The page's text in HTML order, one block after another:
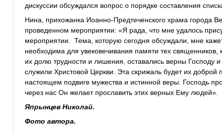
дискуссии обсуждался вопрос о порядке составления
Нина, прихожанка Иоанно-Предтеченского храма города
проведенном мероприятии: «Я рада, что мне удалось
мероприятии. Тема, которую сегодня обсуждали, мне
необходима для увековечивания памяти тех
их долю трудности и лишения, оставались верны Господу
служили Христовой Церкви. Эта скрижаль будет их
настоящем подвиге мужества и истинной веры. Господь
через нас Он желает прославить этих верных Ему людей».
Япрынцев Николай.
Фото автора.